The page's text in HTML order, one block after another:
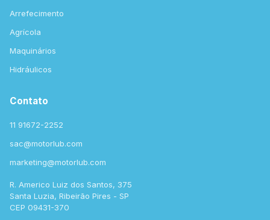
Arrefecimento
Agrícola
Maquinários
Hidráulicos
Contato
11 91672-2252
sac@motorlub.com
marketing@motorlub.com
R. Americo Luiz dos Santos, 375
Santa Luzia, Ribeirão Pires - SP
CEP 09431-370